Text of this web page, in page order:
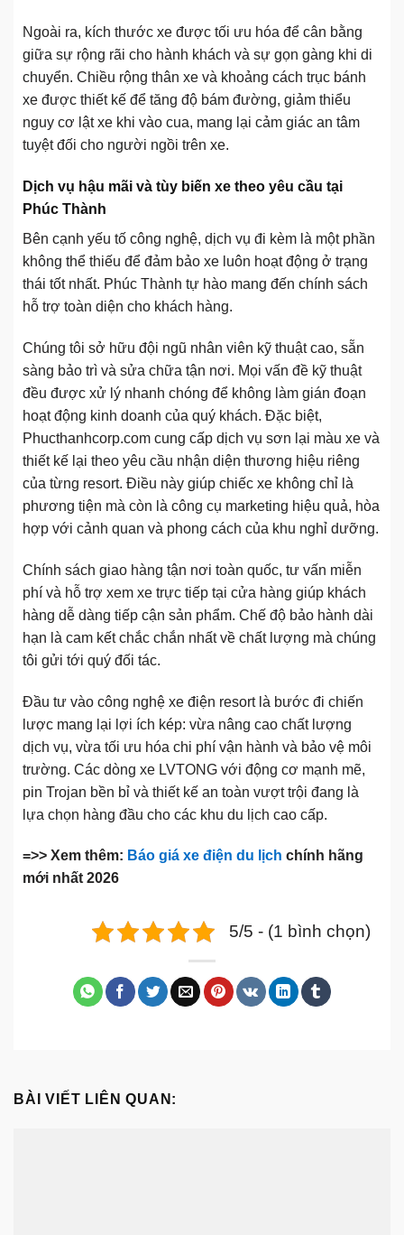
Ngoài ra, kích thước xe được tối ưu hóa để cân bằng
giữa sự rộng rãi cho hành khách và sự gọn gàng khi di
chuyển. Chiều rộng thân xe và khoảng cách trục bánh
xe được thiết kế để tăng độ bám đường, giảm thiểu
nguy cơ lật xe khi vào cua, mang lại cảm giác an tâm
tuyệt đối cho người ngồi trên xe.
Dịch vụ hậu mãi và tùy biến xe theo yêu cầu tại
Phúc Thành
Bên cạnh yếu tố công nghệ, dịch vụ đi kèm là một phần
không thể thiếu để đảm bảo xe luôn hoạt động ở trạng
thái tốt nhất. Phúc Thành tự hào mang đến chính sách
hỗ trợ toàn diện cho khách hàng.
Chúng tôi sở hữu đội ngũ nhân viên kỹ thuật cao, sẵn
sàng bảo trì và sửa chữa tận nơi. Mọi vấn đề kỹ thuật
đều được xử lý nhanh chóng để không làm gián đoạn
hoạt động kinh doanh của quý khách. Đặc biệt,
Phucthanhcorp.com cung cấp dịch vụ sơn lại màu xe và
thiết kế lại theo yêu cầu nhận diện thương hiệu riêng
của từng resort. Điều này giúp chiếc xe không chỉ là
phương tiện mà còn là công cụ marketing hiệu quả, hòa
hợp với cảnh quan và phong cách của khu nghỉ dưỡng.
Chính sách giao hàng tận nơi toàn quốc, tư vấn miễn
phí và hỗ trợ xem xe trực tiếp tại cửa hàng giúp khách
hàng dễ dàng tiếp cận sản phẩm. Chế độ bảo hành dài
hạn là cam kết chắc chắn nhất về chất lượng mà chúng
tôi gửi tới quý đối tác.
Đầu tư vào công nghệ xe điện resort là bước đi chiến
lược mang lại lợi ích kép: vừa nâng cao chất lượng
dịch vụ, vừa tối ưu hóa chi phí vận hành và bảo vệ môi
trường. Các dòng xe LVTONG với động cơ mạnh mẽ,
pin Trojan bền bỉ và thiết kế an toàn vượt trội đang là
lựa chọn hàng đầu cho các khu du lịch cao cấp.
=>> Xem thêm: Báo giá xe điện du lịch chính hãng
mới nhất 2026
5/5 - (1 bình chọn)
BÀI VIẾT LIÊN QUAN: